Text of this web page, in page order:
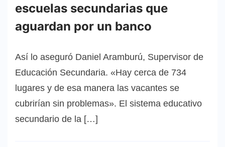
escuelas secundarias que
aguardan por un banco
Así lo aseguró Daniel Aramburú, Supervisor de
Educación Secundaria. «Hay cerca de 734
lugares y de esa manera las vacantes se
cubrirían sin problemas». El sistema educativo
secundario de la […]